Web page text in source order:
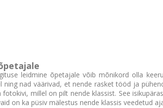
leidmine õpetajale võib mõnikord olla
ning nad väärivad, et nende rasket tööd ja
millel on pilt nende klassist. See
on ka püsiv mälestus nende klassis veedetud